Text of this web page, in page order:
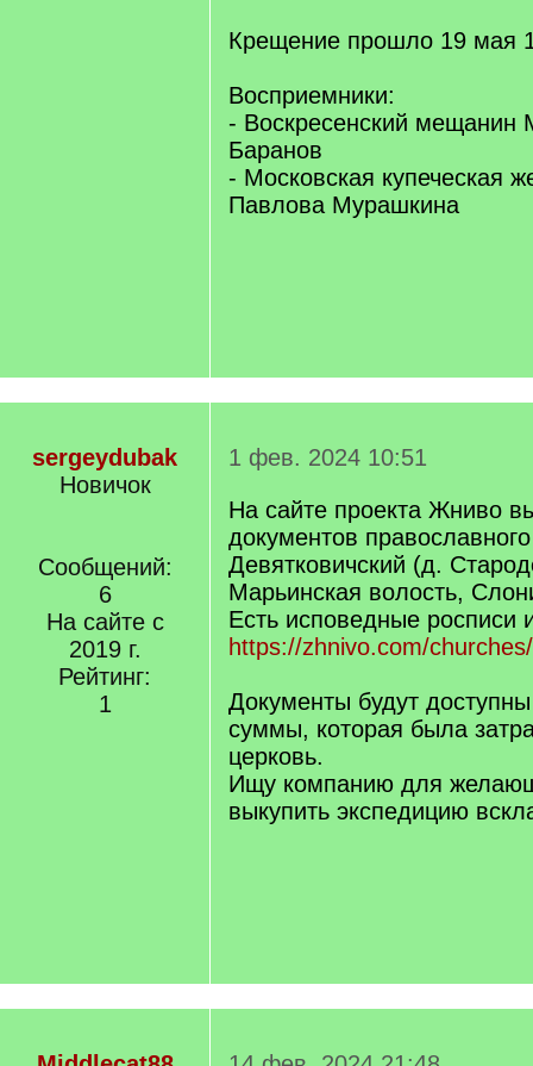
Крещение прошло 19 мая
Восприемники:
- Воскресенский мещанин
Баранов
- Московская купеческая
Павлова Мурашкина
sergeydubak
Новичок
Сообщений:
6
На сайте с
2019 г.
Рейтинг:
1
1 фев. 2024 10:51
На сайте проекта Жниво
документов
Девятковичский (д.
Марьинская волость,
Есть исповедные росписи
https://zhnivo.com/
Документы будут
суммы, которая была
церковь.
Ищу компанию для
выкупить экспедицию